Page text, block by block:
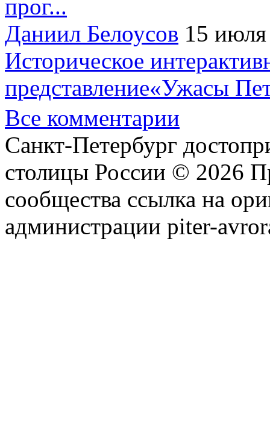
прог...
Даниил Белоусов 15
Историческое
представление«Ужасы
Все комментарии
Санкт-Петербург
столицы России © 2026
сообщества ссылка на
администрации piter-